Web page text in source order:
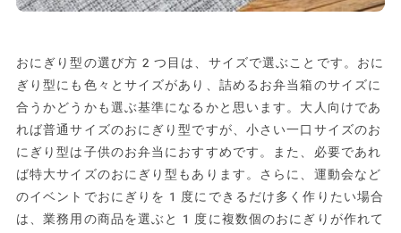
おにぎり型の選び方2つ目は、サイズで選ぶことです。おに
ぎり型にも色々とサイズがあり、詰めるお弁当箱のサイズに
合うかどうかも選ぶ基準になるかと思います。大人向けであ
れば普通サイズのおにぎり型ですが、小さい一口サイズのお
にぎり型は子供のお弁当におすすめです。また、必要であれ
ば特大サイズのおにぎり型もあります。さらに、運動会など
のイベントでおにぎりを1度にできるだけ多く作りたい場合
は、業務用の商品を選ぶと1度に複数個のおにぎりが作れて